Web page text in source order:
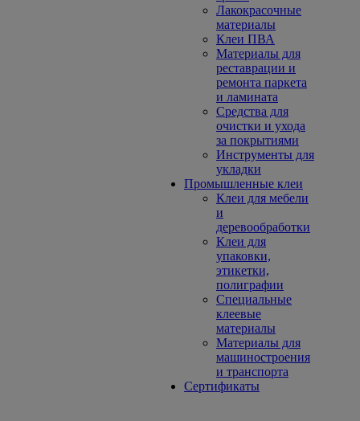
Лакокрасочные
материалы
Клеи ПВА
Материалы для
реставрации и
ремонта паркета
и ламината
Средства для
очистки и ухода
за покрытиями
Инструменты для
укладки
Промышленные клеи
Клеи для мебели
и
деревообработки
Клеи для
упаковки,
этикетки,
полиграфии
Специальные
клеевые
материалы
Материалы для
машиностроения
и транспорта
Сертификаты